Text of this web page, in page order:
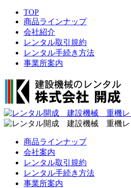
TOP
商品ラインナップ
会社紹介
レンタル取引規約
レンタル手続き方法
事業所案内
商品ラインナップ
会社案内
レンタル取引規約
レンタル手続き方法
事業所案内